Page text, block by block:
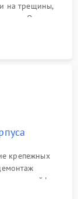
на трещины,
Опрос
посуду,
крепежных
шлейфов
катушкам